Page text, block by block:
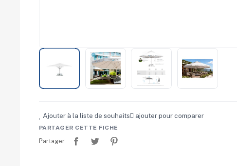
Ajouter à la liste de souhaits ajouter pour comparer
PARTAGER CETTE FICHE
Partager